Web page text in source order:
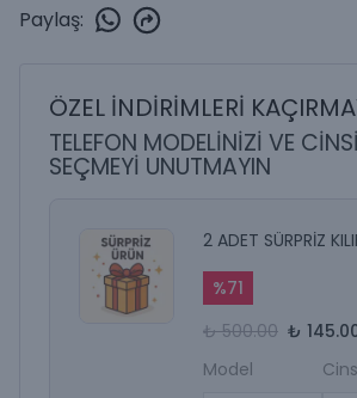
Paylaş:
ÖZEL İNDİRİMLERİ
TELEFON MODELİNİZİ VE
SEÇMEYİ UNUTMAYIN
2 ADET SÜRPRİZ
%71
₺ 500.00 ₺
Model